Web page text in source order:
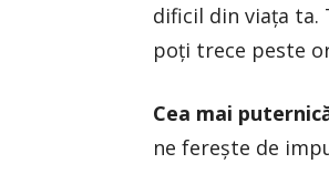
dificil din viața ta.
poți trece peste
Cea mai
ne ferește de